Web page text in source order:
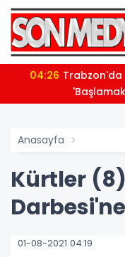
04:26
Anasayfa
Kürtler
01-08-2021 04:19